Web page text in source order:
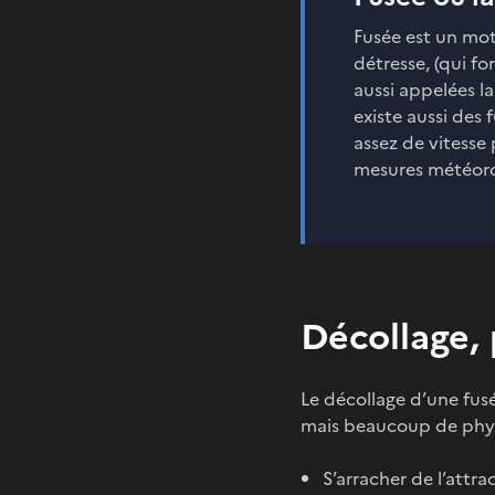
Fusée est un
détresse, (qui
aussi appelées
existe aussi des
assez de
mesures
Le décollage d’une
mais beaucoup de
S’arracher de